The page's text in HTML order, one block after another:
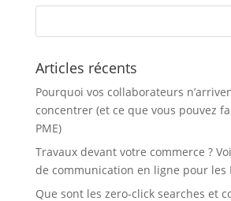
Articles récents
Pourquoi vos collaborateurs
concentrer (et ce que vous pouvez
PME)
Travaux devant votre commerce ?
de communication en ligne pour les
Que sont les zero-click searches et